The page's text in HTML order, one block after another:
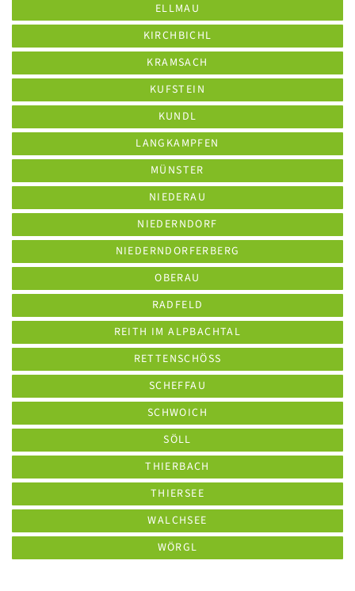
ELLMAU
KIRCHBICHL
KRAMSACH
KUFSTEIN
KUNDL
LANGKAMPFEN
MÜNSTER
NIEDERAU
NIEDERNDORF
NIEDERNDORFERBERG
OBERAU
RADFELD
REITH IM ALPBACHTAL
RETTENSCHÖSS
SCHEFFAU
SCHWOICH
SÖLL
THIERBACH
THIERSEE
WALCHSEE
WÖRGL